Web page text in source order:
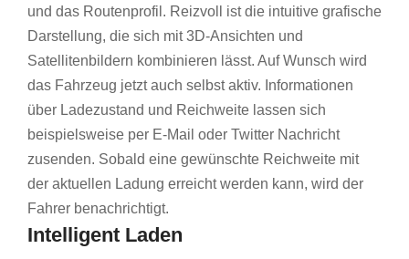
und das Routenprofil. Reizvoll ist die intuitive grafische
Darstellung, die sich mit 3D-Ansichten und
Satellitenbildern kombinieren lässt. Auf Wunsch wird
das Fahrzeug jetzt auch selbst aktiv. Informationen
über Ladezustand und Reichweite lassen sich
beispielsweise per E-Mail oder Twitter Nachricht
zusenden. Sobald eine gewünschte Reichweite mit
der aktuellen Ladung erreicht werden kann, wird der
Fahrer benachrichtigt.
Intelligent Laden